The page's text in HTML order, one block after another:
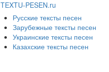
TEXTU-PESEN.ru
Русские тексты песен
Зарубежные тексты песен
Украинские тексты песен
Казахские тексты песен